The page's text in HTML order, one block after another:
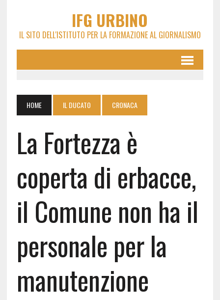
IFG URBINO
IL SITO DELL'ISTITUTO PER LA FORMAZIONE AL GIORNALISMO
HOME IL DUCATO CRONACA
La Fortezza è
coperta di erbacce,
il Comune non ha il
personale per la
manutenzione